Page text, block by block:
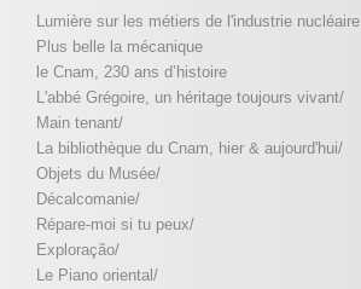
Lumière sur les métiers de l'industrie nucléaire
Plus belle la mécanique
le Cnam, 230 ans d’histoire
L'abbé Grégoire, un héritage toujours vivant/
Main tenant/
La bibliothèque du Cnam, hier & aujourd'hui/
Objets du Musée/
Décalcomanie/
Répare-moi si tu peux/
Exploração/
Le Piano oriental/